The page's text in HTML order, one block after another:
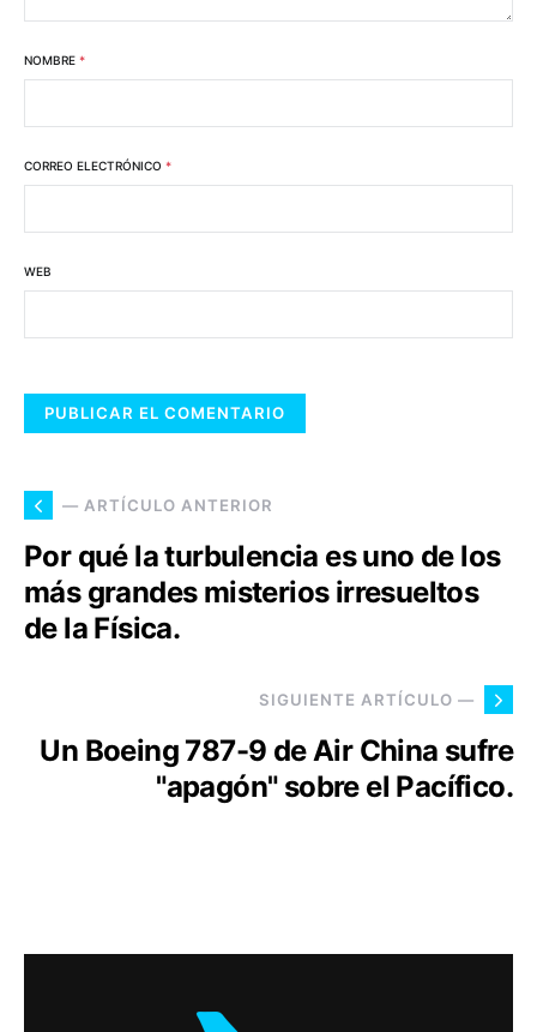
NOMBRE *
CORREO ELECTRÓNICO *
WEB
— ARTÍCULO ANTERIOR
Por qué la turbulencia es uno de los
más grandes misterios irresueltos
de la Física.
SIGUIENTE ARTÍCULO —
Un Boeing 787-9 de Air China sufre
"apagón" sobre el Pacífico.